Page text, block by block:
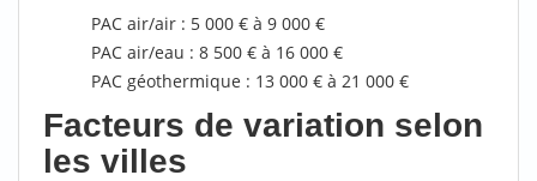
PAC air/air : 5 000 € à 9 000 €
PAC air/eau : 8 500 € à 16 000 €
PAC géothermique : 13 000 € à 21 000 €
Facteurs de variation selon
les villes